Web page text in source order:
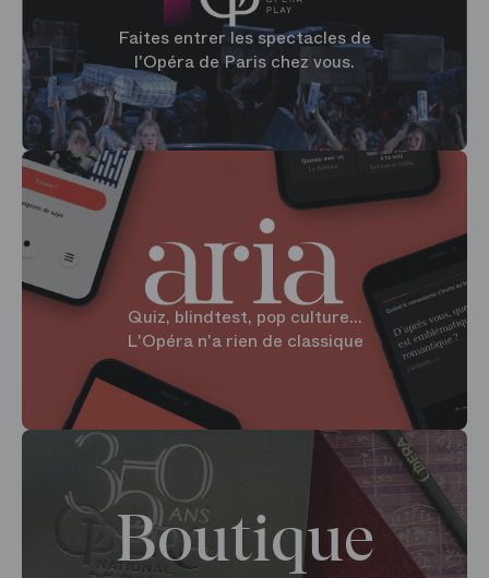
Faites entrer les spectacles de
l'Opéra de Paris chez vous.
Quiz, blindtest, pop culture...
L'Opéra n'a rien de classique
Boutique